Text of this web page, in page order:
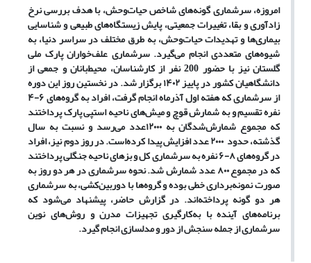
امروزه، سرشماری گونه‌های شاخص حیات‌وحش، با هدف بررسی نرخ
زادآوری و بقا، تغییرات جمعیتی، پایش زیستگاه‌های طبیعی و شناسایی
بیماری‌ها و تهدیدات حیات‌وحش، به طرق مختلف در سراسر دنیا، به
شیوه‌های متعددی انجام می‌گیرد. سرشماری علف‌خواران پارک ملی
گلستان نیز با حضور 200 نفر از کارشناسان، محیط‌بانان و جمعی از
دانشگاهیان کشور در پاییز ۱۴۰۲ برگزار شد. در نخستین روز این دوره
از سرشماری که هفته اول آذرماه انجام گرفت، افراد به گروه‌های ۶-۴
نفره تقسیم و به شمارش قوچ و میش‌های ناحیه استپی پارک پرداختند
که مجموع شمارش‌شدگان به ۱۲۰۰۰عدد می‌رسد و نسبت به سال
گذشته، حدود ۲۰۰۰ عدد افزایش پیدا کرده‌است. در روز دوم نیز، افراد
در گروه‌های ۸-۶ نفره به سرشماری کل و بزهای ناحیه جنگلی پرداختند
که در مجموع ۸۰۰ عدد شمارش شد. نحوه سرشماری در هر دو روز به
صورت نمونه‌برداری خطی بوده و گروه‌ها با دوربین‌کشی، به سرشماری
هر دو گونه پرداخته‌اند. در گزارش حاضر، پیشنهاد می‌شود که
برنامه‌های آینده با به‌کارگیری تجهیزات مدرن و روش‌های نوین
سرشماری از جمله سنجش از دور و مدلسازی انجام گیرد.